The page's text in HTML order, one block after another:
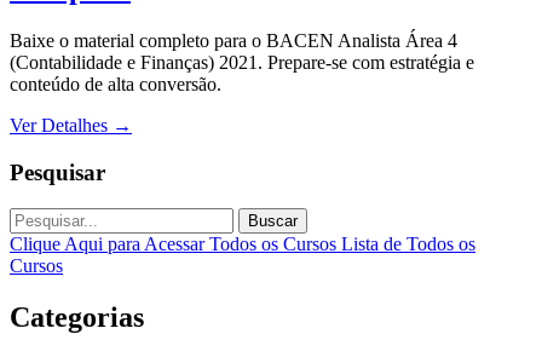
Baixe o material completo para o BACEN Analista Área 4
(Contabilidade e Finanças) 2021. Prepare-se com estratégia e
conteúdo de alta conversão.
Ver Detalhes →
Pesquisar
Buscar
Clique Aqui para Acessar Todos os Cursos Lista de Todos os
Cursos
Categorias